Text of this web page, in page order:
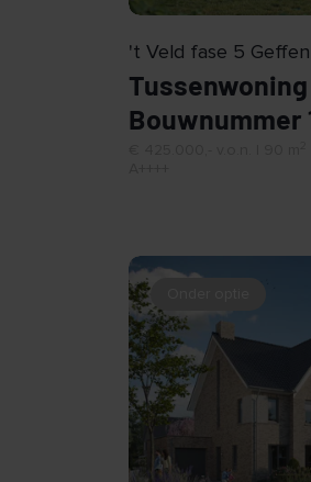
't Veld fase 5 Geffen
Bouwnummer